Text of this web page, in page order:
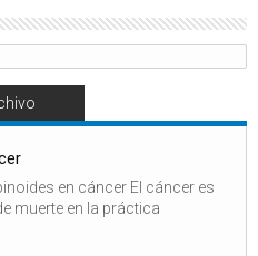
en cáncer El cáncer es
muerte en la práctica